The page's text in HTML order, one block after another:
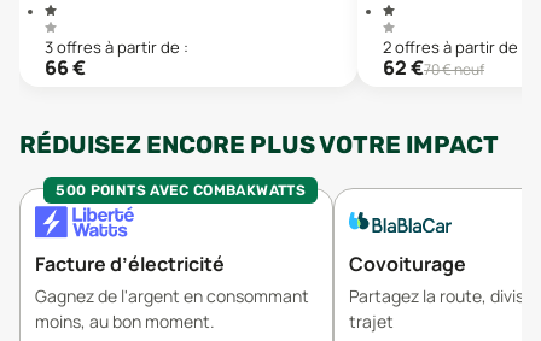
3offresà partir de :
66€
2offresà partir de :
62€70€ neuf
RÉDUISEZ ENCORE PLUS VOTRE IMPACT
500 POINTS AVEC COMBAKWATTS
Facture d’électricité
Gagnez de l'argent en consommant
moins, au bon moment.
Covoiturage
Partagez la route,
trajet